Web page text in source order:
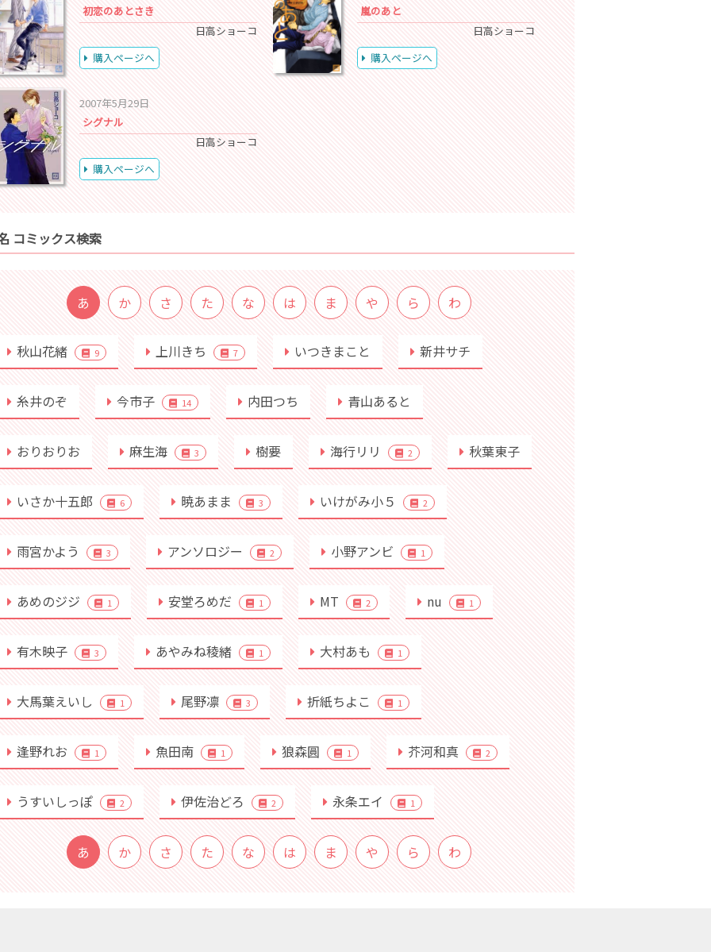
初恋のあとさき
日高ショーコ
購入ページへ
嵐のあと
日高ショーコ
購入ページへ
2007年5月29日
シグナル
日高ショーコ
購入ページへ
コミックス検索
あ か さ た な は ま や ら わ
秋山花緒 9 上川きち 7 いつきまこと 新井サチ
糸井のぞ 今市子 14 内田つち 青山あると
おりおりお 麻生海 3 樹要 海行リリ 2 秋葉東子
いさか十五郎 6 暁あまま 3 いけがみ小５ 2
雨宮かよう 3 アンソロジー 2 小野アンビ 1
あめのジジ 1 安堂ろめだ 1 MT 2 nu 1
有木映子 3 あやみね稜緒 1 大村あも 1
大馬葉えいし 1 尾野凛 3 折紙ちよこ 1
逢野れお 1 魚田南 1 狼森圓 1 芥河和真 2
うすいしっぽ 2 伊佐治どろ 2 永条エイ 1
あ か さ た な は ま や ら わ